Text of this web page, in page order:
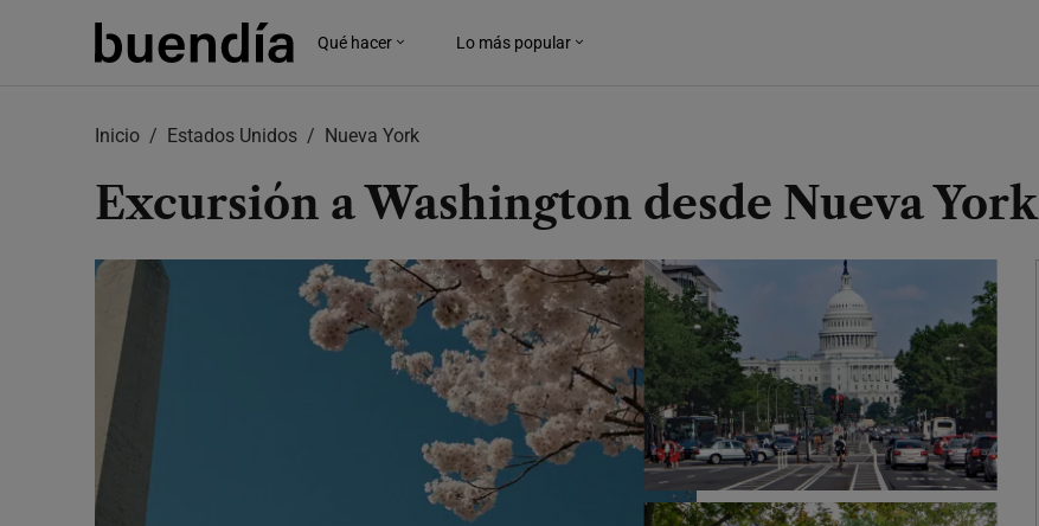
Qué hacer Lo más popular
Inicio Estados Unidos Nueva York
Excursión a Washington desde Nueva York